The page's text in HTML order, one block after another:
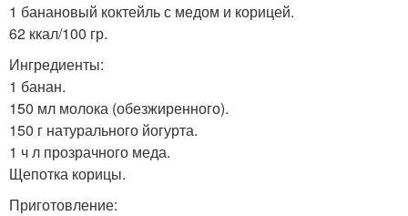
1 банановый коктейль с медом и корицей.
62 ккал/100 гр.
Ингредиенты:
1 банан.
150 мл молока (обезжиренного).
150 г натурального йогурта.
1 ч л прозрачного меда.
Щепотка корицы.
Приготовление: